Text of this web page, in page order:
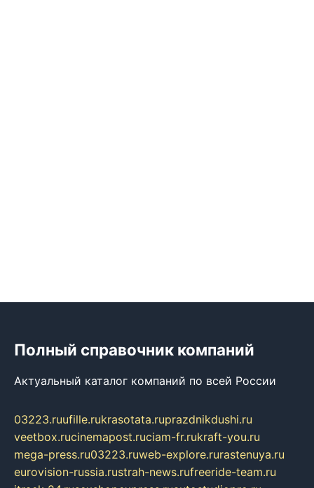
Полный справочник компаний
Актуальный каталог компаний по всей России
03223.ruufille.rukrasotata.ruprazdnikdushi.ru
veetbox.rucinemapost.ruciam-fr.rukraft-you.ru
mega-press.ru03223.ruweb-explore.rurastenuya.ru
eurovision-russia.rustrah-news.rufreeride-team.ru